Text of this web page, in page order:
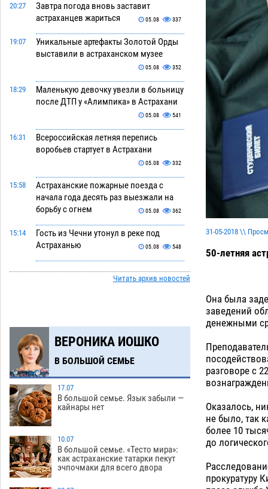
20:27
Завтра погода вновь заставит
астраханцев жариться
05.08 337
19:07
Уникальные артефакты Золотой Орды
выставили в астраханском музее
05.08 352
18:29
Маленькую девочку увезли в больницу
после ДТП у «Алимпика» в Астрахани
05.08 541
16:31
Всероссийская летняя перепись
воробьев стартует в Астрахани
05.08 332
15:58
Астраханские пожарные поезда с
начала года десять раз выезжали на
борьбу с огнем
05.08 362
15:14
Гость из Чечни утонул в реке под
Астраханью
05.08 548
Попытка спасти знакомого привела
трех астраханок под уголовную статью
пересели на электромобили
05.08
13:23
Глава крупного астраханского города
поставил жителей перед непростым
выбором
12:51
Младенец погиб в крупном пожаре в
Астрахани
12:23
У астраханца в морозильной камере
обнаружили почти полсотни
стерлядей
05.08
Читать архив новостей
ВЕРОНИКА ИОШКО
В БОЛЬШОЙ СЕМЬЕ
17.07
В большой семье. Язык забыли —
кайнары нет
10.07
В большой семье. «Тесто мира»:
как астраханские татарки пекут
эчпочмаки для всего двора
31-05-2018 \\
50-летняя
Она была
заведений
денежными
разговоре с
Оказалось,
не было, так
более 10
до
прокуратуру